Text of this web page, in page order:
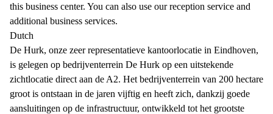
Bedrijfsruimte
Huren in
Nijmegen
this business center. You can also use our reception service and
additional business services.
Dutch
De Hurk, onze zeer representatieve kantoorlocatie in Eindhoven,
is gelegen op bedrijventerrein De Hurk op een uitstekende
zichtlocatie direct aan de A2. Het bedrijventerrein van 200 hectare
groot is ontstaan in de jaren vijftig en heeft zich, dankzij goede
aansluitingen op de infrastructuur, ontwikkeld tot het grootste